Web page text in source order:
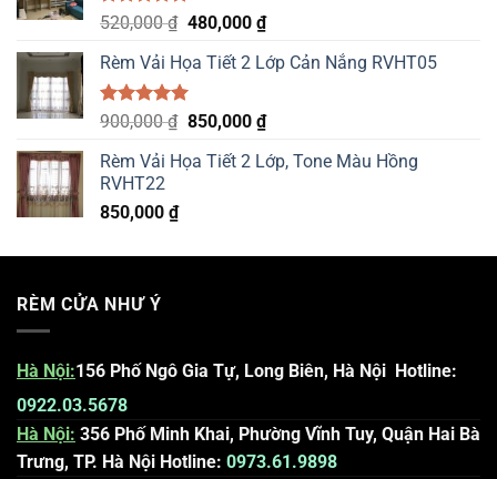
Được xếp
hạng
5.00
5 sao
520,000₫ Original
was:
520,000 ₫.
480,000 ₫Current
is:
Rèm Vải Họa Tiết 2 Lớp Cản Nắng RVHT05
Được xếp
hạng
5.00
5 sao
900,000₫ Original
was:
850,000 ₫Current
is:
Rèm Vải Họa Tiết 2 Lớp, Tone Màu Hồng
RVHT22
850,000 ₫
RÈM CỬA NHƯ Ý
Hà Nội:156 Phố Ngô Gia Tự, Long Biên, Hà Nội Hotline:
0922.03.5678
Hà Nội: 356 Phố Minh Khai, Phường Vĩnh Tuy, Quận Hai Bà
Trưng, TP. Hà Nội Hotline: 0973.61.9898